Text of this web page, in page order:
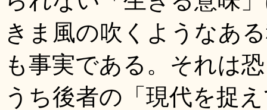
きま風の吹くようなあ
も事実である。それは
うち後者の「現代を捉